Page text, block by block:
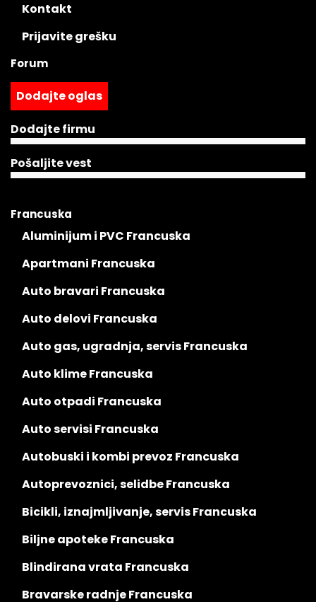
Kontakt
Prijavite grešku
Forum
Dodajte oglas
Dodajte firmu
Pošaljite vest
Francuska
Aluminijum i PVC Francuska
Apartmani Francuska
Auto bravari Francuska
Auto delovi Francuska
Auto gas, ugradnja, servis Francuska
Auto klime Francuska
Auto otpadi Francuska
Auto servisi Francuska
Autobuski i kombi prevoz Francuska
Autoprevoznici, selidbe Francuska
Bicikli, iznajmljivanje, servis Francuska
Biljne apoteke Francuska
Blindirana vrata Francuska
Bravarske radnje Francuska